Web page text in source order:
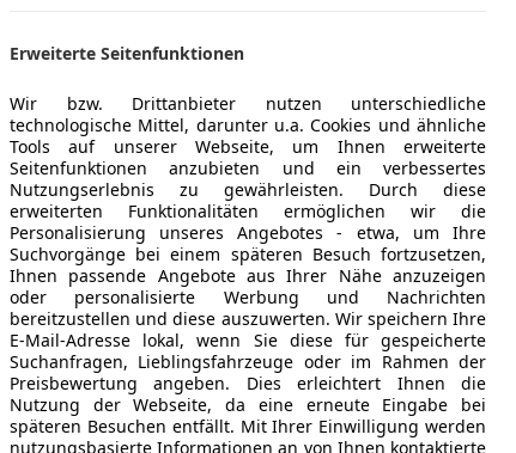
USB
Sicherheit
ABS
Alarmanlage
ESP
Isofix
Kopfairbag
LED-
8 Jahre Garantie auf die Antriebsbatterie oder
Finanzierungsaktion AB 0,99% bei Laufzeit 36
Bank
Kfz-Versicherung
Erweiterte Seitenfunktionen
Wir bzw. Drittanbieter nutzen unterschiedliche
technologische Mittel, darunter u.a. Cookies und ähnliche
Tools auf unserer Webseite, um Ihnen erweiterte
Seitenfunktionen anzubieten und ein verbessertes
Nutzungserlebnis zu gewährleisten. Durch diese
erweiterten Funktionalitäten ermöglichen wir die
Personalisierung unseres Angebotes - etwa, um Ihre
Suchvorgänge bei einem späteren Besuch fortzusetzen,
Ihnen passende Angebote aus Ihrer Nähe anzuzeigen
oder personalisierte Werbung und Nachrichten
bereitzustellen und diese auszuwerten. Wir speichern Ihre
E-Mail-Adresse lokal, wenn Sie diese für gespeicherte
Suchanfragen, Lieblingsfahrzeuge oder im Rahmen der
Preisbewertung angeben. Dies erleichtert Ihnen die
Nutzung der Webseite, da eine erneute Eingabe bei
späteren Besuchen entfällt. Mit Ihrer Einwilligung werden
nutzungsbasierte Informationen an von Ihnen kontaktierte